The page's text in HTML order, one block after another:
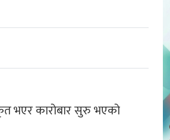
भएर कारोबार सुरु भएको